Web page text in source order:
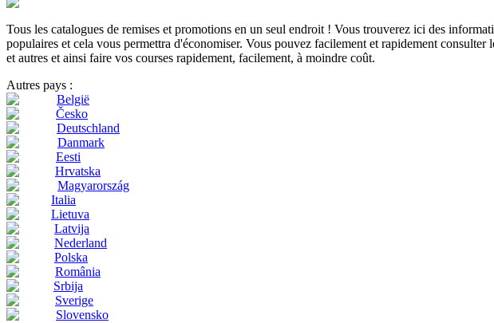
Tous les catalogues de remises et promotions en un seul endroit ! Vous trouverez ici des
populaires et cela vous permettra d'économiser. Vous pouvez facilement et rapidement
et autres et ainsi faire vos courses rapidement, facilement, à moindre coût.
Autres pays :
België
Česko
Deutschland
Danmark
Eesti
Hrvatska
Magyarország
Italia
Lietuva
Latvija
Nederland
Polska
România
Srbija
Sverige
Slovensko